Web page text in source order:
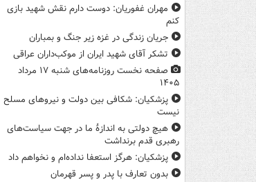
مهران غفوریان: دوست دارم نقش شهید بازی
کنم
جریان زندگی در غزه زیر جنگ و بمباران
تشکر آقای شهید ایران از موکب‌داران عراقی
صفحه نخست روزنامه‌های شنبه ۱۷ مرداد
۱۴۰۵
پزشکیان: شکافی بین دولت و نیروهای مسلح
نیست
هیچ دولتی به اندازۀ ما در جهت سیاست‌های
رهبری قدم برنداشت
پزشکیان: هرگز استعفا نداده‌ام و نخواهم داد
بدون تعارف با پدر و پسر قهرمان